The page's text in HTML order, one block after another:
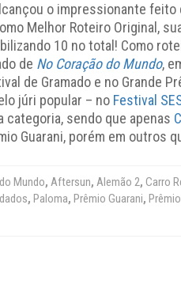
o impressionante feito
Melhor Roteiro Original,
10 no total! Como
de No Coração do Mundo,
de Gramado e no Grande
júri popular – no Festival
sendo que apenas
Guarani, porém em outros
Mundo, Aftersun, Alemão 2, Carro
, Paloma, Prêmio Guarani,